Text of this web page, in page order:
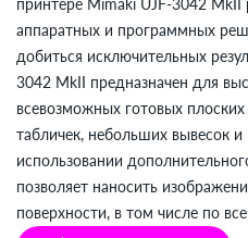
принтере Mimaki UJF-3042 MkII
аппаратных и программных
добиться исключительных
3042 MkII предназначен для
всевозможных готовых плоских
табличек, небольших вывесок и
использовании
позволяет наносить
поверхности, в том числе по